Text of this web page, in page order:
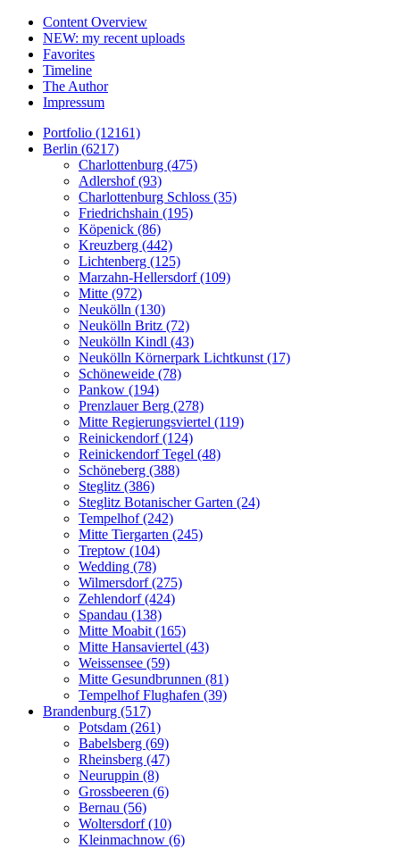
Content Overview
NEW: my recent uploads
Favorites
Timeline
The Author
Impressum
Portfolio (12161)
Berlin (6217)
Charlottenburg (475)
Adlershof (93)
Charlottenburg Schloss (35)
Friedrichshain (195)
Köpenick (86)
Kreuzberg (442)
Lichtenberg (125)
Marzahn-Hellersdorf (109)
Mitte (972)
Neukölln (130)
Neukölln Britz (72)
Neukölln Kindl (43)
Neukölln Körnerpark Lichtkunst (17)
Schöneweide (78)
Pankow (194)
Prenzlauer Berg (278)
Mitte Regierungsviertel (119)
Reinickendorf (124)
Reinickendorf Tegel (48)
Schöneberg (388)
Steglitz (386)
Steglitz Botanischer Garten (24)
Tempelhof (242)
Mitte Tiergarten (245)
Treptow (104)
Wedding (78)
Wilmersdorf (275)
Zehlendorf (424)
Spandau (138)
Mitte Moabit (165)
Mitte Hansaviertel (43)
Weissensee (59)
Mitte Gesundbrunnen (81)
Tempelhof Flughafen (39)
Brandenburg (517)
Potsdam (261)
Babelsberg (69)
Rheinsberg (47)
Neuruppin (8)
Grossbeeren (6)
Bernau (56)
Woltersdorf (10)
Kleinmachnow (6)